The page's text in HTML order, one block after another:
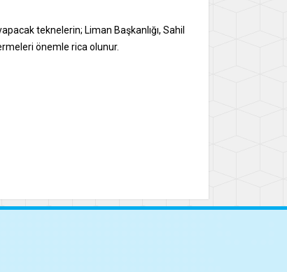
teknelerin; Liman Başkanlığı, Sahil
önemle rica olunur.